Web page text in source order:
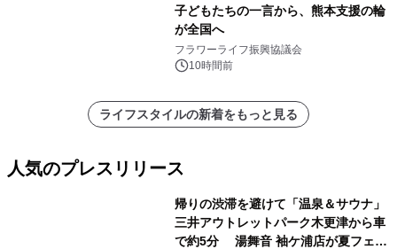
子どもたちの一言から、熊本支援の輪
が全国へ
フラワーライフ振興協議会
10時間前
ライフスタイルの新着をもっと見る
人気のプレスリリース
帰りの渋滞を避けて「温泉＆サウナ」
三井アウトレットパーク木更津から車
で約5分 湯舞音 袖ケ浦店が夏フェア